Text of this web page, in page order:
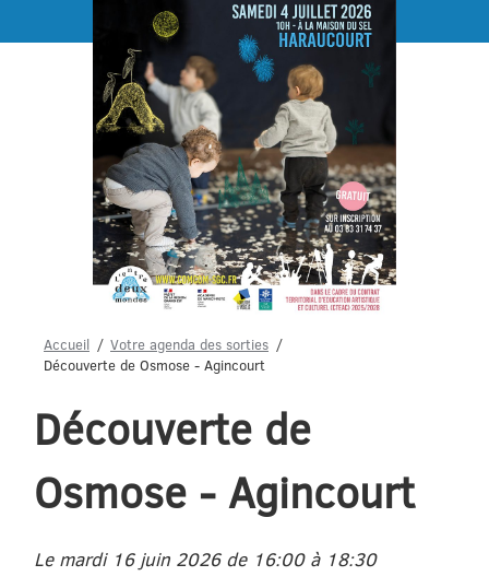
Menu
Accueil
Votre agenda des sorties
Découverte de Osmose - Agincourt
Découverte de
Osmose - Agincourt
Le mardi 16 juin 2026 de 16:00 à 18:30